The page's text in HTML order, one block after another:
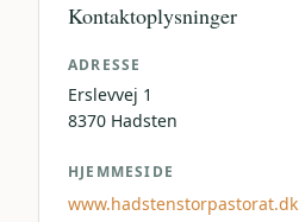
Kontaktoplysninger
ADRESSE
Erslevvej 1
8370 Hadsten
HJEMMESIDE
www.hadstenstorpastorat.dk